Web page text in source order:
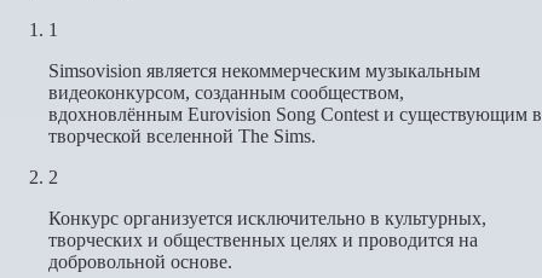
1
Simsovision является некоммерческим музыкальным
видеоконкурсом, созданным сообществом,
вдохновлённым Eurovision Song Contest и существующим в
творческой вселенной The Sims.
2
Конкурс организуется исключительно в культурных,
творческих и общественных целях и проводится на
добровольной основе.